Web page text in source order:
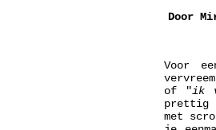
Door
Voor
of "ik
prettig
met